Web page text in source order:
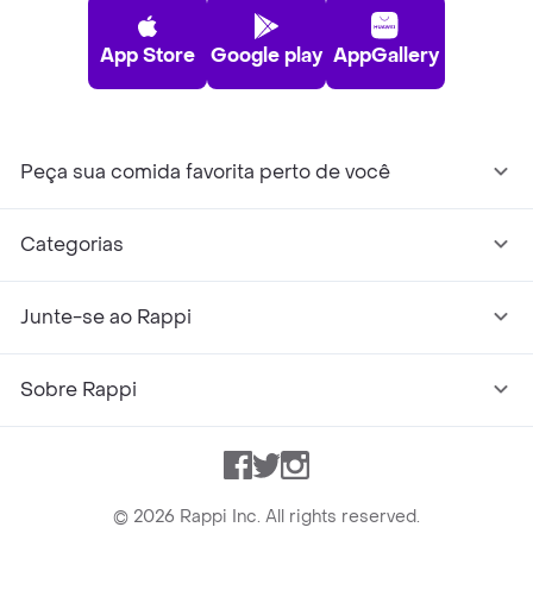
App Store Google play AppGallery
Peça sua comida favorita perto de você
Categorias
Junte-se ao Rappi
Sobre Rappi
Facebook
TwitterInstagram
© 2026 Rappi Inc. All rights reserved.